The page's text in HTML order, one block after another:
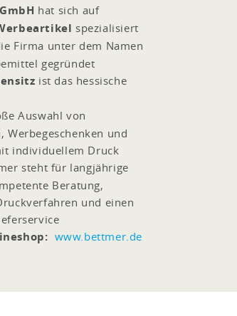
hat sich auf
spezialisiert
Firma unter dem Namen
gegründet
ist das hessische
Auswahl von
Werbegeschenken und
individuellem Druck
steht für langjährige
Beratung,
und einen
www.bettmer.de